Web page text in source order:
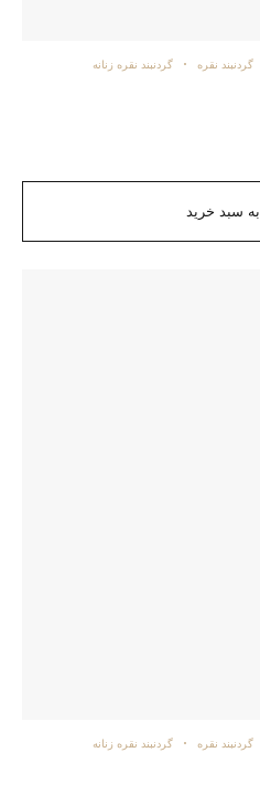
سبد خرید
گردنبند نقره گردنبند نقره زنانه
گردنبند نقره گردنبند نقره زنانه